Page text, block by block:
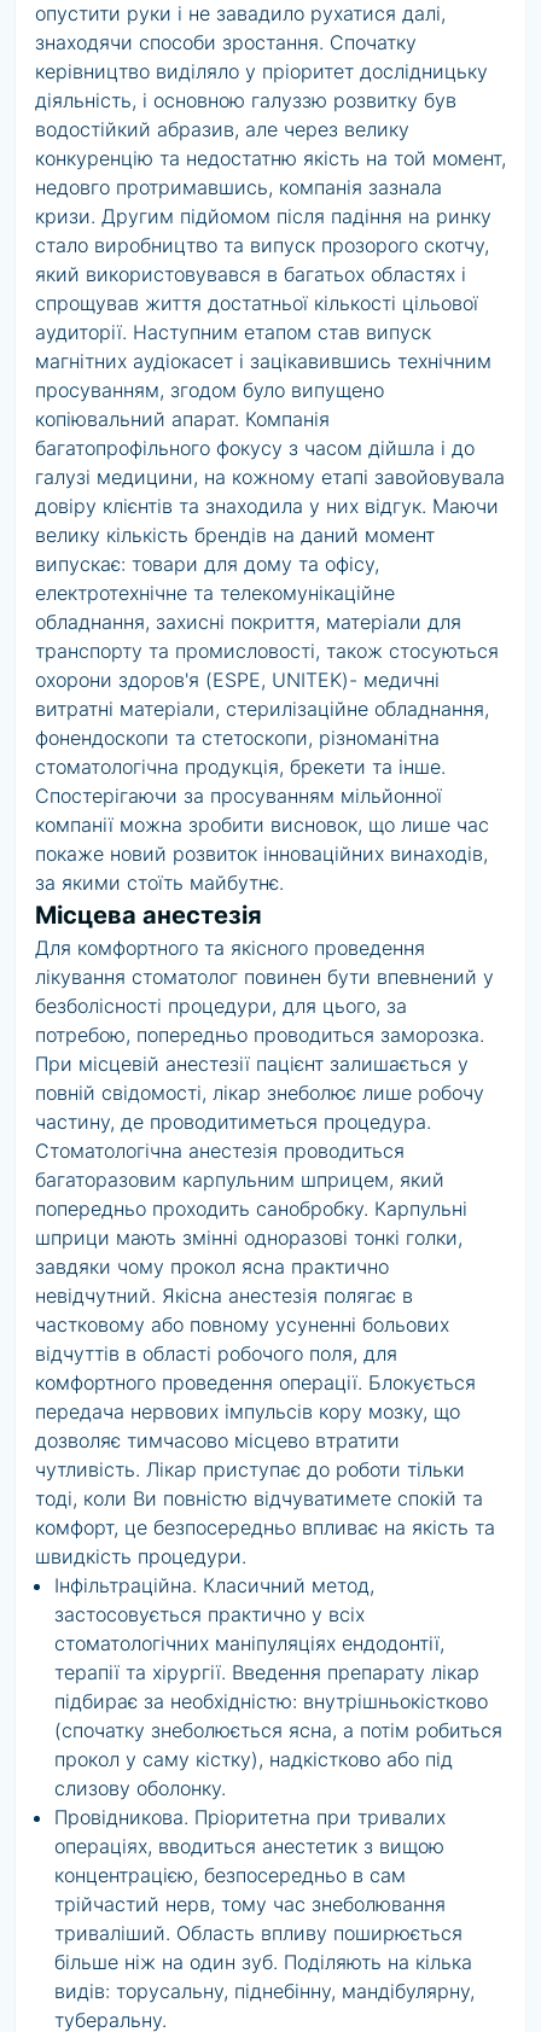
опустити руки і не завадило рухатися далі,
знаходячи способи зростання. Спочатку
керівництво виділяло у пріоритет дослідницьку
діяльність, і основною галуззю розвитку був
водостійкий абразив, але через велику
конкуренцію та недостатню якість на той момент,
недовго протримавшись, компанія зазнала
кризи. Другим підйомом після падіння на ринку
стало виробництво та випуск прозорого скотчу,
який використовувався в багатьох областях і
спрощував життя достатньої кількості цільової
аудиторії. Наступним етапом став випуск
магнітних аудіокасет і зацікавившись технічним
просуванням, згодом було випущено
копіювальний апарат. Компанія
багатопрофільного фокусу з часом дійшла і до
галузі медицини, на кожному етапі завойовувала
довіру клієнтів та знаходила у них відгук. Маючи
велику кількість брендів на даний момент
випускає: товари для дому та офісу,
електротехнічне та телекомунікаційне
обладнання, захисні покриття, матеріали для
транспорту та промисловості, також стосуються
охорони здоров'я (ESPE, UNITEK)- медичні
витратні матеріали, стерилізаційне обладнання,
фонендоскопи та стетоскопи, різноманітна
стоматологічна продукція, брекети та інше.
Спостерігаючи за просуванням мільйонної
компанії можна зробити висновок, що лише час
покаже новий розвиток інноваційних винаходів,
за якими стоїть майбутнє.
Місцева анестезія
Для комфортного та якісного проведення
лікування стоматолог повинен бути впевнений у
безболісності процедури, для цього, за
потребою, попередньо проводиться заморозка.
При місцевій анестезії пацієнт залишається у
повній свідомості, лікар знеболює лише робочу
частину, де проводитиметься процедура.
Стоматологічна анестезія проводиться
багаторазовим карпульним шприцем, який
попередньо проходить санобробку. Карпульні
шприци мають змінні одноразові тонкі голки,
завдяки чому прокол ясна практично
невідчутний. Якісна анестезія полягає в
частковому або повному усуненні больових
відчуттів в області робочого поля, для
комфортного проведення операції. Блокується
передача нервових імпульсів кору мозку, що
дозволяє тимчасово місцево втратити
чутливість. Лікар приступає до роботи тільки
тоді, коли Ви повністю відчуватимете спокій та
комфорт, це безпосередньо впливає на якість та
швидкість процедури.
Інфільтраційна. Класичний метод,
застосовується практично у всіх
стоматологічних маніпуляціях ендодонтії,
терапії та хірургії. Введення препарату лікар
підбирає за необхідністю: внутрішньокістково
(спочатку знеболюється ясна, а потім робиться
прокол у саму кістку), надкістково або під
слизову оболонку.
Провідникова. Пріоритетна при тривалих
операціях, вводиться анестетик з вищою
концентрацією, безпосередньо в сам
трійчастий нерв, тому час знеболювання
триваліший. Область впливу поширюється
більше ніж на один зуб. Поділяють на кілька
видів: торусальну, піднебінну, мандібулярну,
туберальну.